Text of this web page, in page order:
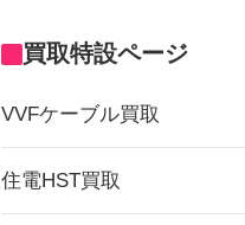
買取特設ページ
VVFケーブル買取
住電HST買取